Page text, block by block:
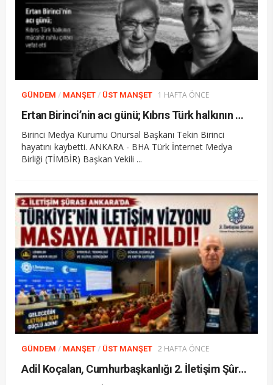
GÜNDEM / MANŞET / ÜST MANŞET 1 HAFTA ÖNCE
Ertan Birinci’nin acı günü; Kıbrıs Türk halkının mücahit ruhlu çınarı vefat etti
Birinci Medya Kurumu Onursal Başkanı Tekin Birinci
hayatını kaybetti. ANKARA - BHA Türk İnternet Medya
Birliği (TİMBİR) Başkan Vekili ...
GÜNDEM / MANŞET / ÜST MANŞET 2 HAFTA ÖNCE
Adil Koçalan, Cumhurbaşkanlığı 2. İletişim Şûrası’na Katıldı